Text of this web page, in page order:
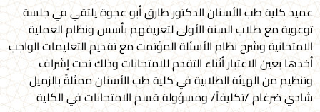
عميد كلية طب الأسنان الدكتور طارق أبو عجوة يلتقي في جلسة
توعوية مع طلاب السنة الأولى لتعريفهم بأسس ونظام العملية
الامتحانية وشرح نظام الأسئلة المؤتمت مع تقديم التعليمات الواجب
أخذها بعين الاعتبار أثناء التقدم للامتحانات وذلك تحت إشراف
وتنظيم من الهيئة الطلابية في كلية طب الأسنان ممثلةً بالزميل
شادي ضرغام /تكليفاً/ ومسؤولة قسم الامتحانات في الكلية